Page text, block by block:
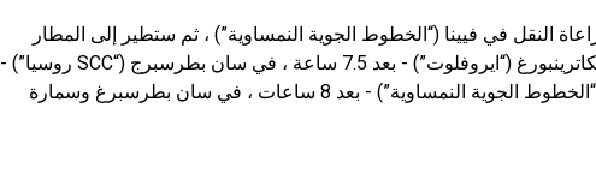
النقل في فيينا (“الخطوط الجوية النمساوية”) ، ثم ستطير إلى المطار
“شيريميتيفو” بعد 7 ساعات ، في يكاترينبورغ (“ايروفلوت”) - بعد 7.5 ساعة ، في سان بطرسبرج (“SCC روسيا”) -
بعد 5.5 ساعة ، في فيينا ووارسو (“الخطوط الجوية النمساوية”) - بعد 8 ساعات ، في سان بطرسبرغ وسمارة